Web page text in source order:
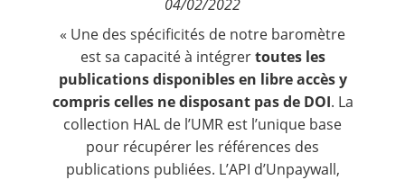
04/02/2022
« Une des spécificités de notre baromètre
est sa capacité à intégrertoutes les
publications disponibles en libre accès y
compris celles ne disposant pas de DOI. La
collection HAL de l’UMR est l’unique base
pour récupérer les références des
publications publiées. L’API d’Unpaywall,